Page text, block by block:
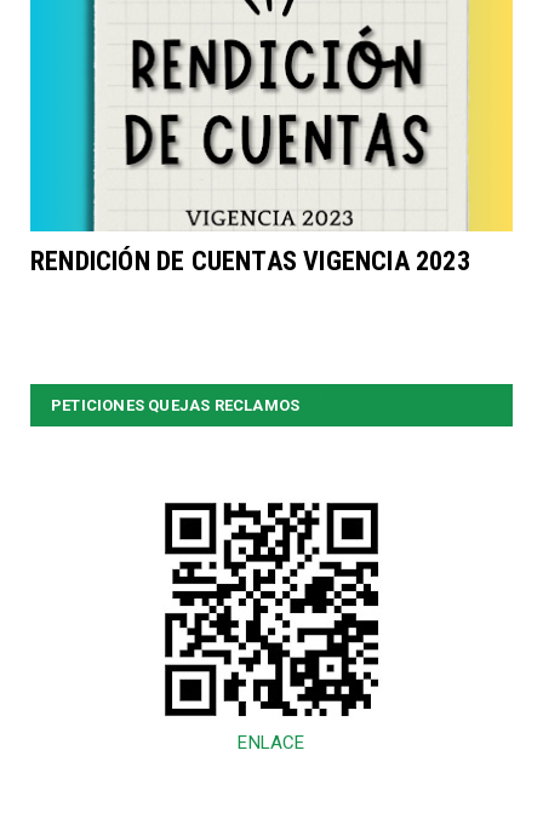
RENDICIÓN DE CUENTAS VIGENCIA 2023
PETICIONES QUEJAS RECLAMOS
ENLACE